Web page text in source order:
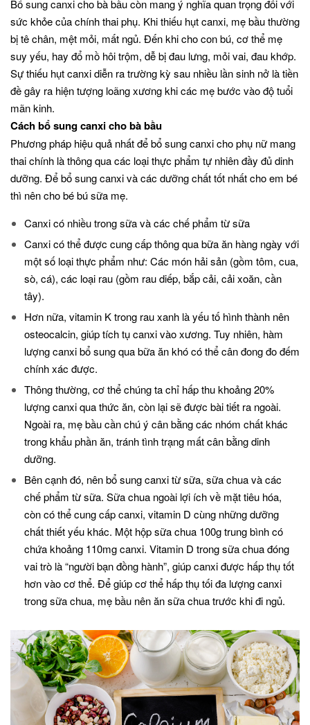
Bổ sung canxi cho bà bầu còn mang ý nghĩa quan trọng đối với
sức khỏe của chính thai phụ. Khi thiếu hụt canxi, mẹ bầu thường
bị tê chân, mệt mỏi, mất ngủ. Đến khi cho con bú, cơ thể mẹ
suy yếu, hay đổ mồ hôi trộm, dễ bị đau lưng, mỏi vai, đau khớp.
Sự thiếu hụt canxi diễn ra trường kỳ sau nhiều lần sinh nở là tiền
đề gây ra hiện tượng loãng xương khi các mẹ bước vào độ tuổi
mãn kinh.
Cách bổ sung canxi cho bà bầu
Phương pháp hiệu quả nhất để bổ sung canxi cho phụ nữ mang
thai chính là thông qua các loại thực phẩm tự nhiên đầy đủ dinh
dưỡng. Để bổ sung canxi và các dưỡng chất tốt nhất cho em bé
thì nên cho bé bú sữa mẹ.
Canxi có nhiều trong sữa và các chế phẩm từ sữa
Canxi có thể được cung cấp thông qua bữa ăn hàng ngày với
một số loại thực phẩm như: Các món hải sản (gồm tôm, cua,
sò, cá), các loại rau (gồm rau diếp, bắp cải, cải xoăn, cần
tây).
Hơn nữa, vitamin K trong rau xanh là yếu tố hình thành nên
osteocalcin, giúp tích tụ canxi vào xương. Tuy nhiên, hàm
lượng canxi bổ sung qua bữa ăn khó có thể cân đong đo đếm
chính xác được.
Thông thường, cơ thể chúng ta chỉ hấp thu khoảng 20%
lượng canxi qua thức ăn, còn lại sẽ được bài tiết ra ngoài.
Ngoài ra, mẹ bầu cần chú ý cân bằng các nhóm chất khác
trong khẩu phần ăn, tránh tình trạng mất cân bằng dinh
dưỡng.
Bên cạnh đó, nên bổ sung canxi từ sữa, sữa chua và các
chế phẩm từ sữa. Sữa chua ngoài lợi ích về mặt tiêu hóa,
còn có thể cung cấp canxi, vitamin D cùng những dưỡng
chất thiết yếu khác. Một hộp sữa chua 100g trung bình có
chứa khoảng 110mg canxi. Vitamin D trong sữa chua đóng
vai trò là “người bạn đồng hành”, giúp canxi được hấp thụ tốt
hơn vào cơ thể. Để giúp cơ thể hấp thụ tối đa lượng canxi
trong sữa chua, mẹ bầu nên ăn sữa chua trước khi đi ngủ.